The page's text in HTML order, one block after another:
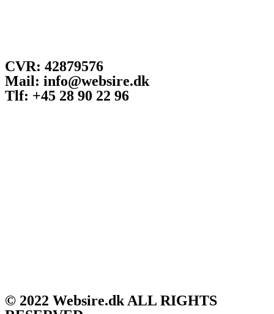
CVR: 42879576
Mail: info@websire.dk
Tlf: +45 28 90 22 96
© 2022 Websire.dk ALL RIGHTS